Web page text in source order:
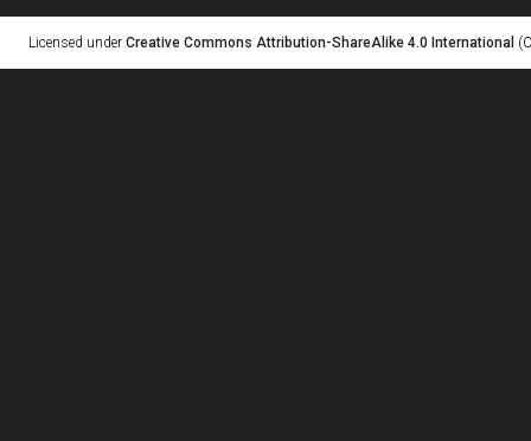
Licensed under Creative Commons Attribution-ShareAlike 4.0 International